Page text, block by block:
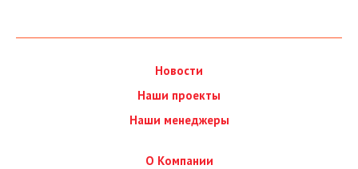
Новости
Наши проекты
Наши менеджеры
О Компании